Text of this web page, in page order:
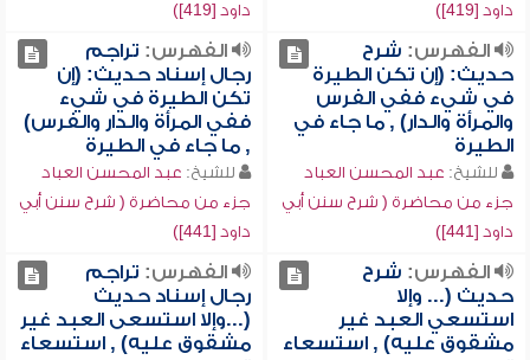
داود [419])
داود [419])
الفهرس: شرح
حديث: (إن تكن الطيرة
في شيء ففي الفرس
والمرأة والدار) , ما جاء في
الطيرة
للشيخ: عبد المحسن العباد
جزء من محاضرة ( شرح سنن أبي
داود [441])
الفهرس: تراجم
رجال إسناد حديث: (إن
تكن الطيرة في شيء
ففي المرأة والدار والفرس)
, ما جاء في الطيرة
للشيخ: عبد المحسن العباد
جزء من محاضرة ( شرح سنن أبي
داود [441])
الفهرس: شرح
حديث (... وإلا
استسعي العبد غير
مشقوق عليه) , استسعاء
الفهرس: تراجم
رجال إسناد حديث
(...وإلا استسعى العبد غير
مشقوق عليه) , استسعاء